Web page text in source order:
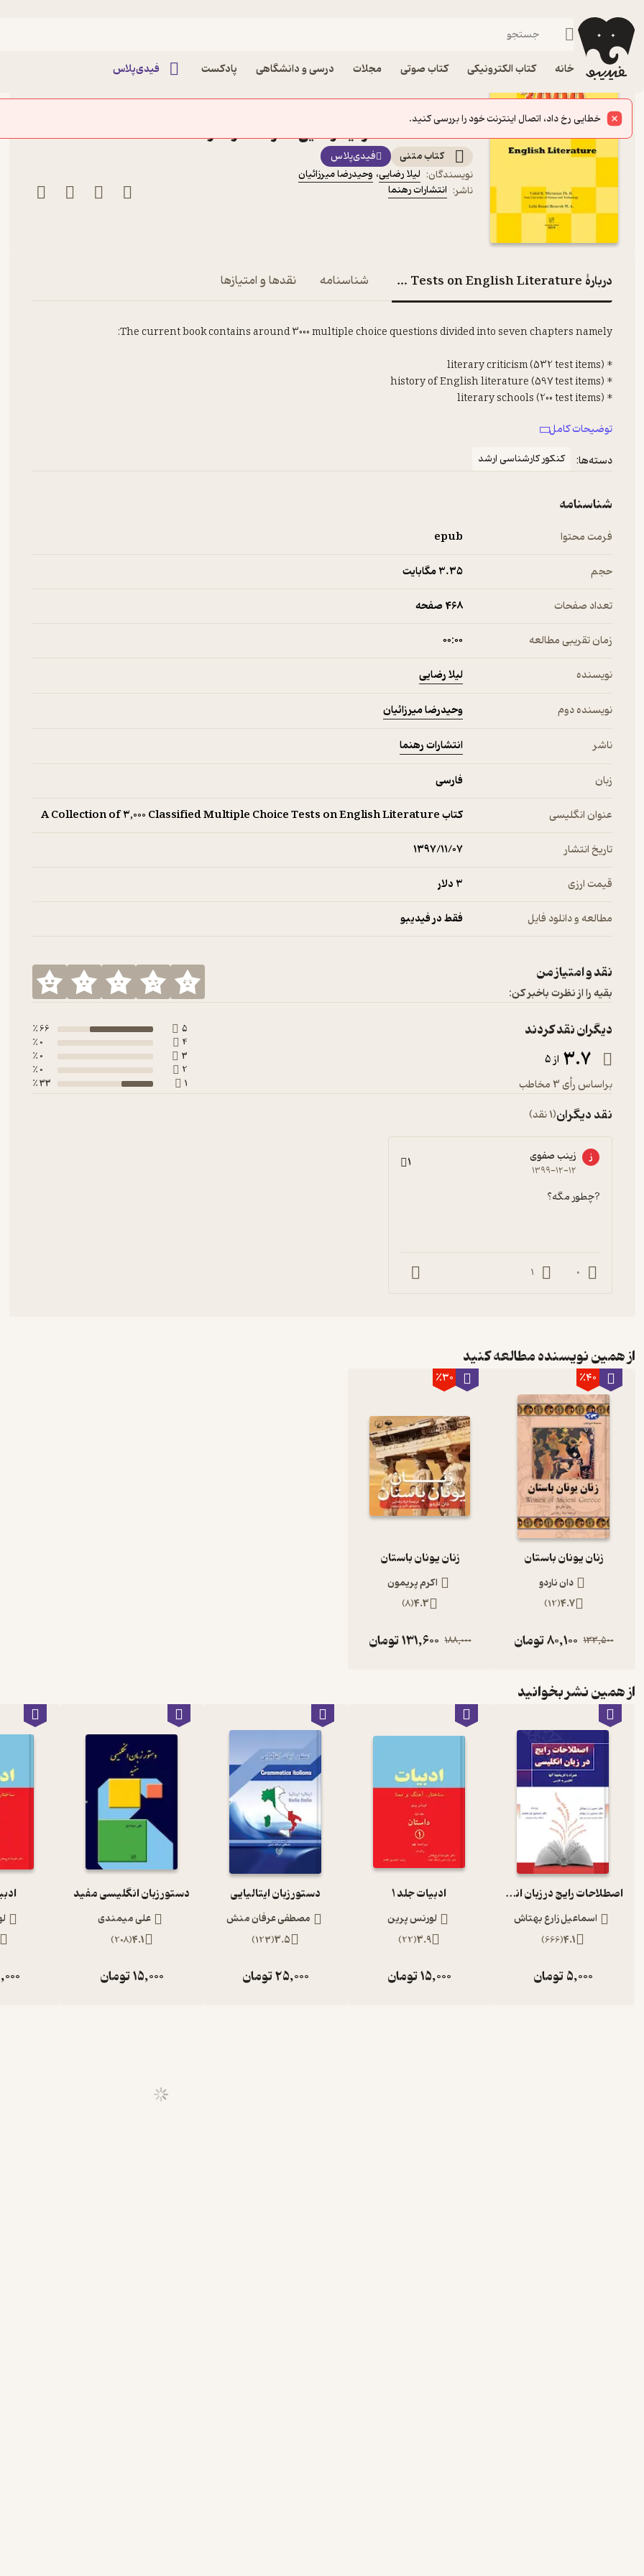
خانه کتاب الکترونیکی کتاب صوتی مجلات درسی و دانشگاهی پادکست فیدی‌پلاس
فیدیبو کتاب درسی، کتاب کمک درسی
Multiple Choice Tests on English
Literature اثر لیلا رضایی نشر انتشارات رهنما
کتاب متنی
فیدی‌پلاس
نویسندگان: لیلا رضایی، وحیدرضا میرزائیان
ناشر: انتشارات رهنما
دربارۀ A Collection of 3000 Classified Multiple Choice Tests on English Literature شناسنامه نقدها و امتیازها
The test items in each area are so varied that by simply studying them the reader can get a comprehensive idea of the
topics covered. However, as the number of test items indicates, the authors are sure that the book will not be error-
free. So they kindly request all the users of the book to provide the authors with their constructive comments and
corrective points in both the test items and the suggested correct answers. They are also hoping to be able to provide
the future editions with more subheadings if they feel that the users prefer the book that way.
توضیحات کامل
دسته‌ها:
کنکور کارشناسی ارشد
شناسنامه
فرمت محتوا epub
حجم 3.۳۵ مگابایت
تعداد صفحات 468 صفحه
زمان تقریبی مطالعه ۰۰:۰۰
نویسنده لیلا رضایی
نویسنده دوم وحیدرضا میرزائیان
ناشر انتشارات رهنما
زبان فارسی
عنوان انگلیسی کتاب A Collection of 3,000 Classified Multiple Choice Tests on English Literature
تاریخ انتشار ۱۳۹۷/۱۱/۰۷
قیمت ارزی 3 دلار
مطالعه و دانلود فایل فقط در فیدیبو
نقد و امتیاز من
بقیه را از نظرت باخبر کن:
دیگران نقد کردند
3.7 از 5
براساس رأی 3 مخاطب
5
66 ٪
4
0 ٪
3
0 ٪
2
0 ٪
1
33 ٪
نقد دیگران(1 نقد)
ز زینب صفوی
۱۳۹۹-۱۲-۱۲ 1
?چطور مگه؟
0
1
از همین نویسنده مطالعه کنید
٪40
زنان یونان باستان
دان ناردو
4.7
(
12
)
133,500
80,100تومان
٪30
زنان یونان باستان
اکرم پریمون
4.3
(
8
)
188,000
131,600تومان
از همین نشر بخوانید
اصطلاحات رایج در زبان انگلیسی همراه با تاریخچه آنها
اسماعیل زارع بهتاش
4.1
(
666
)
5,000تومان
ادبیات جلد 1
لورنس پرین
3.9
(
22
)
15,000تومان
دستور زبان ایتالیایی
مصطفی عرفان منش
3.5
(
123
)
25,000تومان
دستور زبان انگلیسی مفید
علی میمندی
4.1
(
208
)
15,000تومان